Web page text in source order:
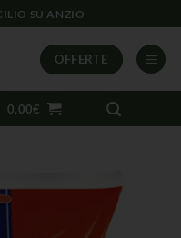
SU ANZIO
OFFERTE
0,00€